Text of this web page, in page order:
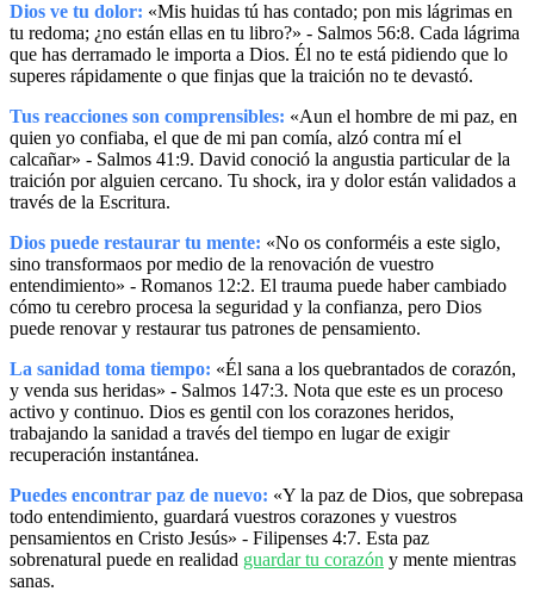
Dios ve tu dolor: «Mis huidas tú has contado; pon mis lágrimas en
tu redoma; ¿no están ellas en tu libro?» - Salmos 56:8. Cada lágrima
que has derramado le importa a Dios. Él no te está pidiendo que lo
superes rápidamente o que finjas que la traición no te devastó.
Tus reacciones son comprensibles: «Aun el hombre de mi paz, en
quien yo confiaba, el que de mi pan comía, alzó contra mí el
calcañar» - Salmos 41:9. David conoció la angustia particular de la
traición por alguien cercano. Tu shock, ira y dolor están validados a
través de la Escritura.
Dios puede restaurar tu mente: «No os conforméis a este siglo,
sino transformaos por medio de la renovación de vuestro
entendimiento» - Romanos 12:2. El trauma puede haber cambiado
cómo tu cerebro procesa la seguridad y la confianza, pero Dios
puede renovar y restaurar tus patrones de pensamiento.
La sanidad toma tiempo: «Él sana a los quebrantados de corazón,
y venda sus heridas» - Salmos 147:3. Nota que este es un proceso
activo y continuo. Dios es gentil con los corazones heridos,
trabajando la sanidad a través del tiempo en lugar de exigir
recuperación instantánea.
Puedes encontrar paz de nuevo: «Y la paz de Dios, que sobrepasa
todo entendimiento, guardará vuestros corazones y vuestros
pensamientos en Cristo Jesús» - Filipenses 4:7. Esta paz
sobrenatural puede en realidad guardar tu corazón y mente mientras
sanas.